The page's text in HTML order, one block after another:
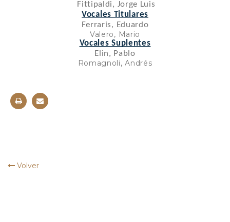
Fittipaldi, Jorge Luis
Vocales Titulares
Ferraris, Eduardo
Valero, Mario
Vocales Suplentes
Elin, Pablo
Romagnoli, Andrés
Volver